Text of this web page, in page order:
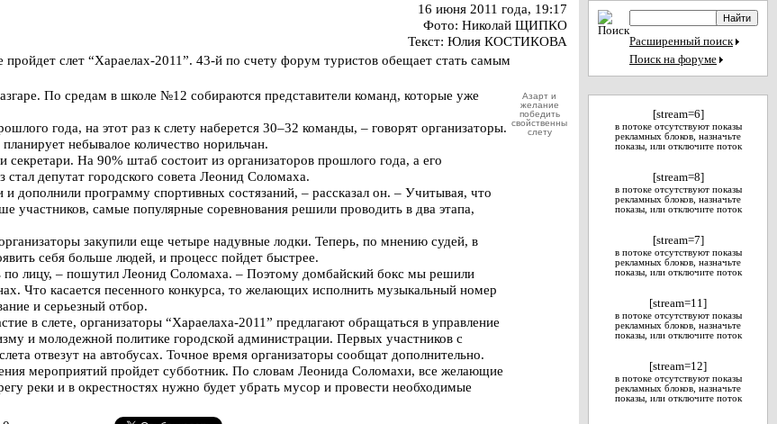
16 июня 2011 года, 19:17
Фото: Николай ЩИПКО
Текст: Юлия КОСТИКОВА
слет “Хараелах-2011”. 43-й по счету форум туристов обещает стать самым
По средам в школе №12 собираются представители команд, которые уже
года, на этот раз к слету наберется 30–32 команды, – говорят организаторы.
небывалое количество норильчан.
секретари. На 90% штаб состоит из организаторов прошлого года, а его
стал депутат городского совета Леонид Соломаха.
дополнили программу спортивных состязаний, – рассказал он. – Учитывая, что
участников, самые популярные соревнования решили проводить в два этапа,
закупили еще четыре надувные лодки. Теперь, по мнению судей, в
себя больше людей, и процесс пойдет быстрее.
по лицу, – пошутил Леонид Соломаха. – Поэтому домбайский бокс мы решили
Что касается песенного конкурса, то желающих исполнить музыкальный номер
и серьезный отбор.
в слете, организаторы “Хараелаха-2011” предлагают обращаться в управление
и молодежной политике городской администрации. Первых участников с
отвезут на автобусах. Точное время организаторы сообщат дополнительно.
мероприятий пройдет субботник. По словам Леонида Соломахи, все желающие
реки и в окрестностях нужно будет убрать мусор и провести необходимые
Азарт и
желание
победить
свойственны
слету
Расширенный поиск
Поиск на форуме
[stream=6]
в потоке отсутствуют показы
рекламных блоков, назначьте
показы, или отключите поток
[stream=8]
в потоке отсутствуют показы
рекламных блоков, назначьте
показы, или отключите поток
[stream=7]
в потоке отсутствуют показы
рекламных блоков, назначьте
показы, или отключите поток
[stream=11]
в потоке отсутствуют показы
рекламных блоков, назначьте
показы, или отключите поток
[stream=12]
в потоке отсутствуют показы
рекламных блоков, назначьте
показы, или отключите поток